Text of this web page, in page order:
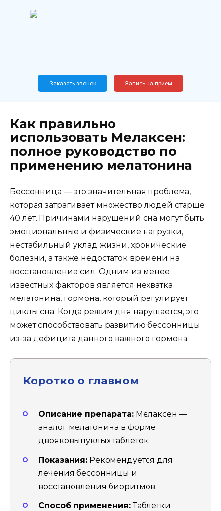
Новослободская, 62, к12
Заказать звонок Запись на прием
Как правильно
использовать Мелаксен:
полное руководство по
применению мелатонина
Бессонница — это значительная проблема,
которая затрагивает множество людей старше
40 лет. Причинами нарушений сна могут быть
эмоциональные и физические нагрузки,
нестабильный уклад жизни, хронические
болезни, а также недостаток времени на
восстановление сил. Одним из менее
известных факторов является нехватка
мелатонина, гормона, который регулирует
циклы сна. Когда режим дня нарушается, это
может способствовать развитию бессонницы
из-за дефицита данного важного гормона.
Коротко о главном
Описание препарата: Мелаксен —
аналог мелатонина в форме
двояковыпуклых таблеток.
Показания: Рекомендуется для
лечения бессонницы и
восстановления биоритмов.
Способ применения:Таблетки